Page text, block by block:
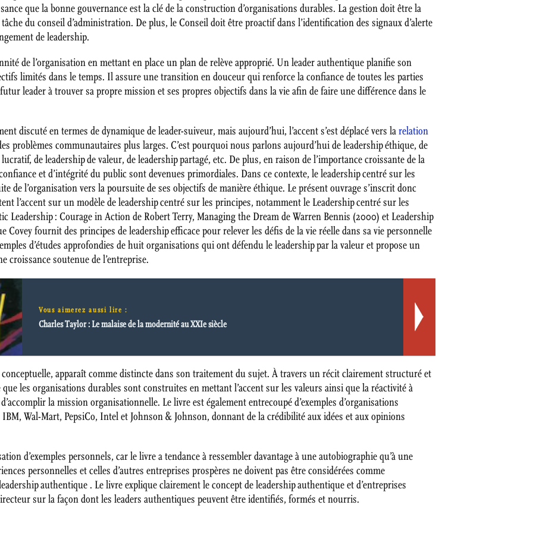
que la bonne gouvernance est la clé de la construction d’organisations durables. La gestion doit être la
du conseil d’administration. De plus, le Conseil doit être proactif dans l’identification des signaux d’alerte
de leadership.
de l’organisation en mettant en place un plan de relève approprié. Un leader authentique planifie son
limités dans le temps. Il assure une transition en douceur qui renforce la confiance de toutes les parties
leader à trouver sa propre mission et ses propres objectifs dans la vie afin de faire une différence dans le
discuté en termes de dynamique de leader-suiveur, mais aujourd’hui, l’accent s’est déplacé vers larelation
problèmes communautaires plus larges. C’est pourquoi nous parlons aujourd’hui de leadership éthique, de
de leadership de valeur, de leadership partagé, etc. De plus, en raison de l’importance croissante de la
et d’intégrité du public sont devenues primordiales. Dans ce contexte, le leadership centré sur les
de l’organisation vers la poursuite de ses objectifs de manière éthique. Le présent ouvrage s’inscrit donc
l’accent sur un modèle de leadership centré sur les principes, notamment le Leadership centré sur les
Leadership : Courage in Action de Robert Terry, Managing the Dream de Warren Bennis (2000) et Leadership
Covey fournit des principes de leadership efficace pour relever les défis de la vie réelle dans sa vie personnelle
d’études approfondies de huit organisations qui ont défendu le leadership par la valeur et propose un
croissance soutenue de l’entreprise.
Vous aimerez aussi lire :
Charles Taylor : Le malaise de la modernité au XXIe siècle
apparaît comme distincte dans son traitement du sujet. À travers un récit clairement structuré et
que les organisations durables sont construites en mettant l’accent sur les valeurs ainsi que la réactivité à
la mission organisationnelle. Le livre est également entrecoupé d’exemples d’organisations
Wal-Mart, PepsiCo, Intel et Johnson & Johnson, donnant de la crédibilité aux idées et aux opinions
d’exemples personnels, car le livre a tendance à ressembler davantage à une autobiographie qu’à une
personnelles et celles d’autres entreprises prospères ne doivent pas être considérées comme
authentique . Le livre explique clairement le concept de leadership authentique et d’entreprises
sur la façon dont les leaders authentiques peuvent être identifiés, formés et nourris.